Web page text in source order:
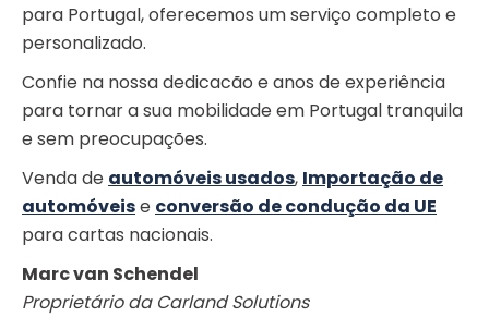
para Portugal, oferecemos um serviço completo e
personalizado.
Confie na nossa dedicacão e anos de experiência
para tornar a sua mobilidade em Portugal tranquila
e sem preocupações.
Venda de automóveis usados, Importação de
automóveise conversão de condução da UE
para cartas nacionais.
Marc van Schendel
Proprietário da Carland Solutions